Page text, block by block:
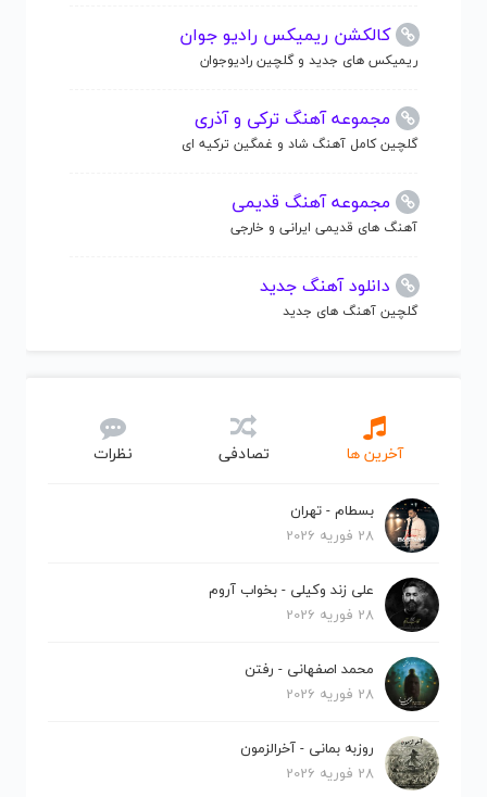
کالکشن ریمیکس رادیو جوان
ریمیکس های جدید و گلچین رادیوجوان
مجموعه آهنگ ترکی و آذری
گلچین کامل آهنگ شاد و غمگین ترکیه ای
مجموعه آهنگ قدیمی
آهنگ های قدیمی ایرانی و خارجی
دانلود آهنگ جدید
گلچین آهنگ های جدید
آخرین ها تصادفی نظرات
بسطام - تهران
28 فوریه 2026
علی زند وکیلی - بخواب آروم
28 فوریه 2026
محمد اصفهانی - رفتن
28 فوریه 2026
روزبه بمانی - آخرالزمون
28 فوریه 2026